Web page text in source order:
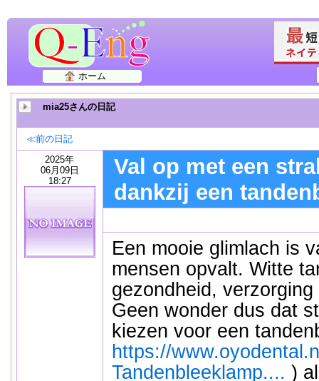
ホーム
mia25さんの日記
≪前の日記
2025年
06月09日
18:27
Val op met een
dankzij een
Een mooie glimlach is
mensen opvalt. Witte
gezondheid,
Geen wonder dus dat
kiezen voor een
https://
Tandenbleeklamp.... )